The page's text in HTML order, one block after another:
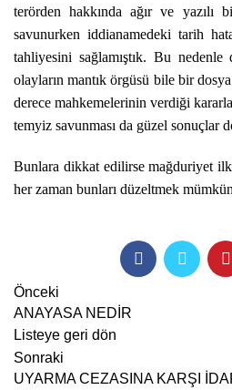
terörden hakkında ağır ve yazılı
savunurken iddianamedeki tarih
tahliyesini sağlamıştık. Bu
olayların mantık örgüsü bile bir
derece mahkemelerinin verdiği
temyiz savunması da güzel sonuçlar
Bunlara dikkat edilirse mağduriyet
her zaman bunları düzeltmek
Önceki
ANAYASA NEDİR
Listeye geri dön
Sonraki
UYARMA CEZASINA KARŞI